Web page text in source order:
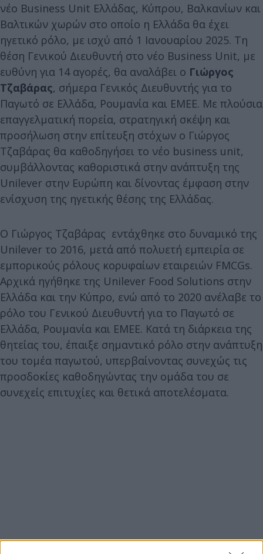
νέο Business Unit Ελλάδας, Κύπρου, Βαλκανίων και
Βαλτικών χωρών στο οποίο η Ελλάδα θα έχει
ηγετικό ρόλο, με ισχύ από 1 Ιανουαρίου 2025. Τη
θέση Γενικού Διευθυντή στο νέο Business Unit, με
ευθύνη για 14 αγορές, θα αναλάβει ο Γιώργος
Τζαβάρας, σήμερα Γενικός Διευθυντής για το
Παγωτό σε Ελλάδα, Ρουμανία και ΕΜΕΕ. Με πλούσια
επαγγελματική πορεία, στρατηγική σκέψη και
προσήλωση στην επίτευξη στόχων ο Γιώργος
Τζαβάρας θα καθοδηγήσει το νέο business unit,
συμβάλλοντας καθοριστικά στην ανάπτυξη της
Unilever στην Ευρώπη και δίνοντας έμφαση στην
ενίσχυση της ηγετικής θέσης της Ελλάδας.
Ο Γιώργος Τζαβάρας εντάχθηκε στο δυναμικό της
Unilever το 2016, μετά από πολυετή εμπειρία σε
εμπορικούς ρόλους κορυφαίων εταιρειών FMCGs.
Αρχικά ηγήθηκε της Unilever Food Solutions στην
Ελλάδα και την Κύπρο, ενώ από το 2020 ανέλαβε το
ρόλο του Γενικού Διευθυντή για το Παγωτό σε
Ελλάδα, Ρουμανία και EMEE. Κατά τη διάρκεια της
θητείας του, έπαιξε σημαντικό ρόλο στην ανάπτυξη
του τομέα παγωτού, υπερβαίνοντας συνεχώς τις
προσδοκίες καθοδηγώντας την ομάδα του σε
συνεχείς επιτυχίες και θετικά αποτελέσματα.